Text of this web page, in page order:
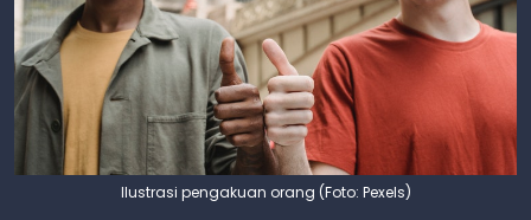
Ilustrasi pengakuan orang (Foto: Pexels)